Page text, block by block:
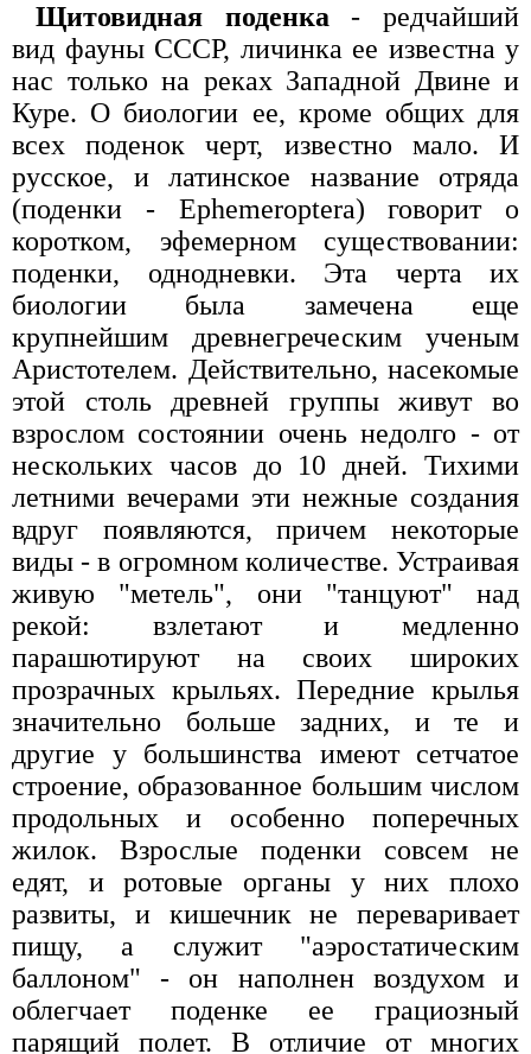
Щитовидная поденка- редчайший
вид фауны СССР, личинка ее известна у
нас только на реках Западной Двине и
Куре. О биологии ее, кроме общих для
всех поденок черт, известно мало. И
русское, и латинское название отряда
(поденки - Ephemeroptera) говорит о
коротком, эфемерном существовании:
поденки, однодневки. Эта черта их
биологии была замечена еще
крупнейшим древнегреческим ученым
Аристотелем. Действительно, насекомые
этой столь древней группы живут во
взрослом состоянии очень недолго - от
нескольких часов до 10 дней. Тихими
летними вечерами эти нежные создания
вдруг появляются, причем некоторые
виды - в огромном количестве. Устраивая
живую "метель", они "танцуют" над
рекой: взлетают и медленно
парашютируют на своих широких
прозрачных крыльях. Передние крылья
значительно больше задних, и те и
другие у большинства имеют сетчатое
строение, образованное большим числом
продольных и особенно поперечных
жилок. Взрослые поденки совсем не
едят, и ротовые органы у них плохо
развиты, и кишечник не переваривает
пищу, а служит "аэростатическим
баллоном" - он наполнен воздухом и
облегчает поденке ее грациозный
парящий полет. В отличие от многих